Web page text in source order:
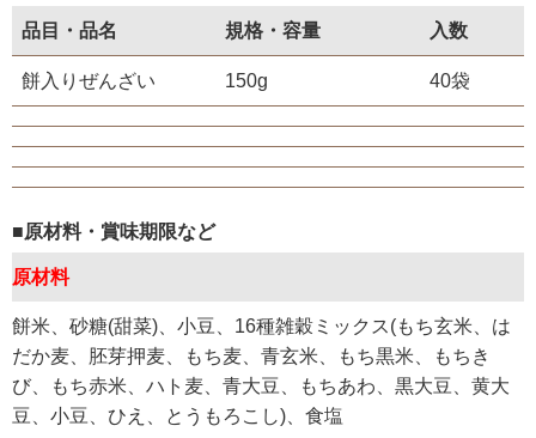
品目・品名 規格・容量 入数
餅入りぜんざい 150g 40袋
■原材料・賞味期限など
原材料
餅米、砂糖(甜菜)、小豆、16種雑穀ミックス(もち玄米、は
だか麦、胚芽押麦、もち麦、青玄米、もち黒米、もちき
び、もち赤米、ハト麦、青大豆、もちあわ、黒大豆、黄大
豆、小豆、ひえ、とうもろこし)、食塩